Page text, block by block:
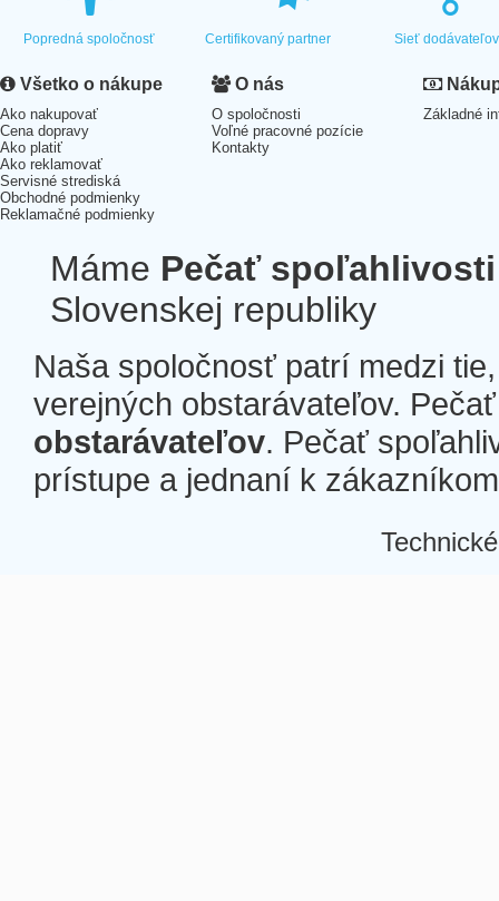
Popredná spoločnosť Certifikovaný partner Sieť dodávateľov
Všetko o nákupe
Ako nakupovať
Cena dopravy
Ako platiť
Ako reklamovať
Servisné strediská
Obchodné podmienky
Reklamačné podmienky
O nás
O spoločnosti
Voľné pracovné pozície
Kontakty
Základné
Máme Pečať spoľahlivosti
Slovenskej republiky
Naša spoločnosť patrí medzi
verejných obstarávateľov.
obstarávateľov. Pečať
prístupe a jednaní k